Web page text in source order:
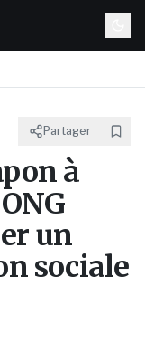
Partager
à
un
sociale